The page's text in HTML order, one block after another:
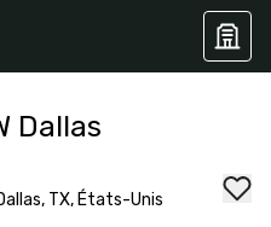
Dallas
TX, États-Unis